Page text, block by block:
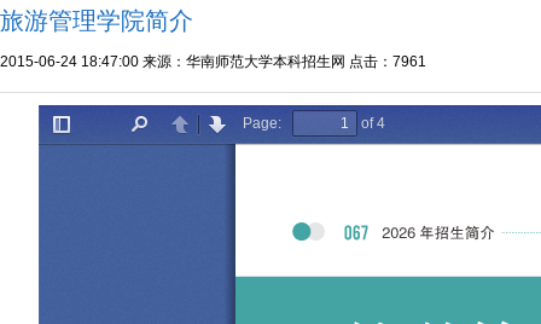
旅游管理学院简介
2015-06-24 18:47:00 来源：华南师范大学本科招生网 点击： 7961